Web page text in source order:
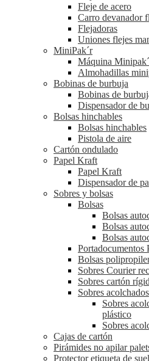
Fleje de acero
Carro devanador
Flejadoras
Uniones flejes
MiniPak´r
Máquina
Almohadillas
Bobinas de burbuja
Bobinas de
Dispensador de
Bolsas hinchables
Bolsas hinchables
Pistola de aire
Cartón ondulado
Papel Kraft
Papel Kraft
Dispensador de
Sobres y bolsas
Bolsas
Bolsas
Bolsas
Bolsas
Portadocumentos
Bolsas
Sobres Courier
Sobres cartón
Sobres acolchados
Sobres
plástico
Sobres
Cajas de cartón
Pirámides no apilar
Protector etiqueta de